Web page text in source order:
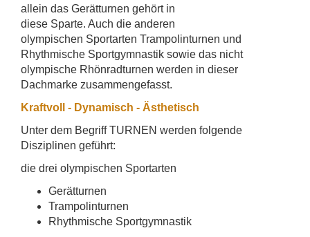
allein das Gerätturnen gehört in
diese Sparte. Auch die anderen
olympischen Sportarten Trampolinturnen und
Rhythmische Sportgymnastik sowie das nicht
olympische Rhönradturnen werden in dieser
Dachmarke zusammengefasst.
Kraftvoll - Dynamisch - Ästhetisch
Unter dem Begriff TURNEN werden folgende
Disziplinen geführt:
die drei olympischen Sportarten
Gerätturnen
Trampolinturnen
Rhythmische Sportgymnastik